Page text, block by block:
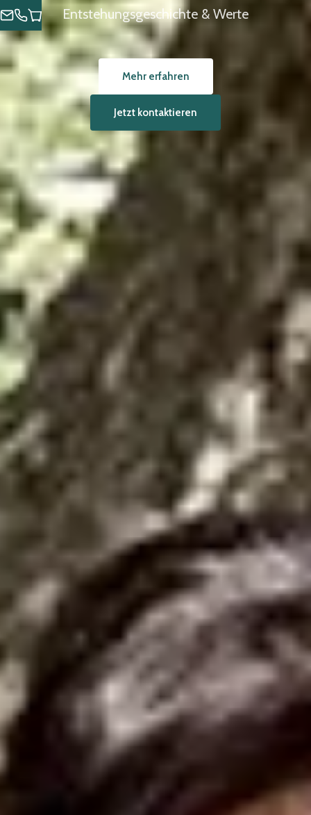
Entstehungsgeschichte & Werte
Mehr erfahren
Jetzt kontaktieren